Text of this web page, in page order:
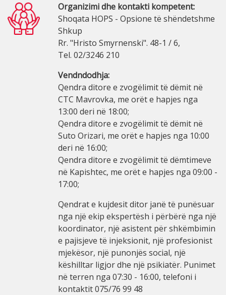
Organizimi dhe kontakti kompetent:
Shoqata HOPS - Opsione të shëndetshme
Shkup
Rr. "Hristo Smyrnenski". 48-1 / 6,
Tel. 02/3246 210
Vendndodhja:
Qendra ditore e zvogëlimit të dëmit në
CTC Mavrovka, me orët e hapjes nga
13:00 deri në 18:00;
Qendra ditore e zvogëlimit të dëmit në
Suto Orizari, me orët e hapjes nga 10:00
deri në 16:00;
Qendra ditore e zvogëlimit të dëmtimeve
në Kapishtec, me orët e hapjes nga 09:00 -
17:00;
Qendrat e kujdesit ditor janë të punësuar
nga një ekip ekspertësh i përbërë nga një
koordinator, një asistent për shkëmbimin
e pajisjeve të injeksionit, një profesionist
mjekësor, një punonjës social, një
këshilltar ligjor dhe një psikiatër. Punimet
në terren nga 07:30 - 16:00, telefoni i
kontaktit 075/76 99 48